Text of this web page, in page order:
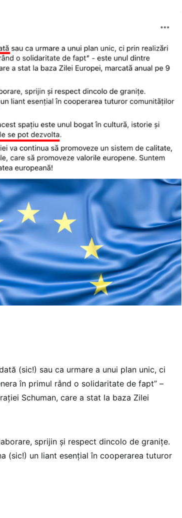
(sic!) sau ca urmare a unui plan unic, ci
în primul rând o solidaritate de fapt” –
Schuman, care a stat la baza Zilei
sprijin și respect dincolo de granițe.
(sic!) un liant esențial în cooperarea tuturor